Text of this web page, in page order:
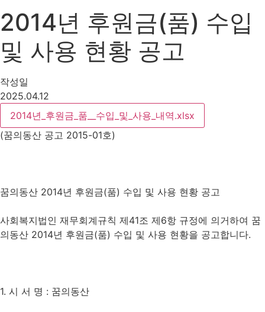
2014년 후원금(품) 수입
및 사용 현황 공고
작성일
2025.04.12
2014년_후원금_품__수입_및_사용_내역.xlsx
(꿈의동산 공고 2015-01호)
꿈의동산 2014년 후원금(품) 수입 및 사용 현황 공고
사회복지법인 재무회계규칙 제41조 제6항 규정에 의거하여 꿈
의동산 2014년 후원금(품) 수입 및 사용 현황을 공고합니다.
1. 시 서 명 : 꿈의동산